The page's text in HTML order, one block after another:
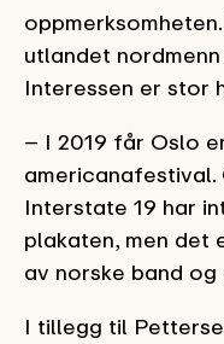
utlandet
Interessen er stor
– I 2019 får Oslo
americanafestival.
Interstate 19 har
plakaten, men det
av norske band og
I tillegg til